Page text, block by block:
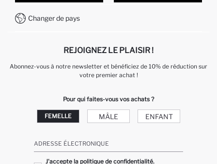
Comment payer sur DeFacto?
Service Client +212 525 076 633
Changer de pays
REJOIGNEZ LE PLAISIR !
Abonnez-vous à notre newsletter et bénéficiez de 10% de réduction sur
votre premier achat !
Pour qui faites-vous vos achats ?
FEMELLE MÂLE ENFANT
ADRESSE ÉLECTRONIQUE
J'accepte la politique de confidentialité.